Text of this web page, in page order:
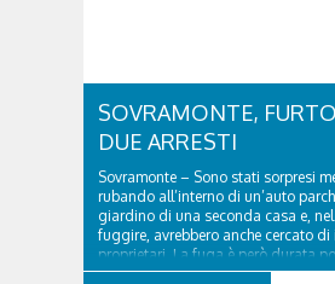
SOVRAMONTE,
DUE ARRESTI
Sovramonte – Sono stati sorpresi
rubando all’interno di un’auto
giardino di una seconda casa e,
fuggire, avrebbero anche cercato di
proprietari. La fuga è però durata
tempestiva chiamata al 112 e